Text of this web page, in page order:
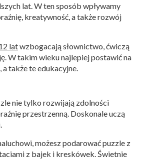
lat. W ten sposób wpływamy
kreatywność, a także rozwój
latwzbogacają słownictwo, ćwiczą
W takim wieku najlepiej postawić na
także te edukacyjne.
nie tylko rozwijają zdolności
przestrzenną. Doskonale uczą
możesz podarować puzzle z
z bajek i kreskówek. Świetnie